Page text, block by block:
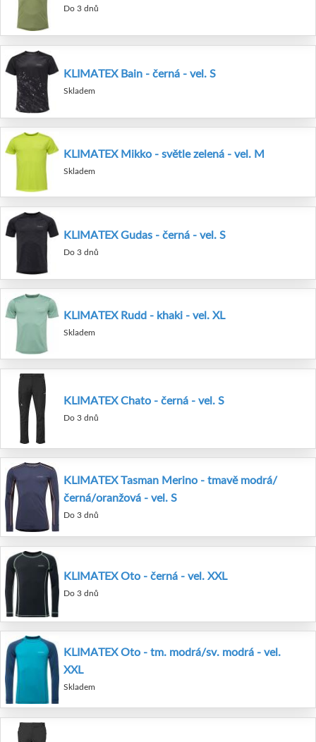
Do 3 dnů
KLIMATEX Bain - černá - vel. S
Skladem
KLIMATEX Mikko - světle zelená - vel. M
Skladem
KLIMATEX Gudas - černá - vel. S
Do 3 dnů
KLIMATEX Rudd - khaki - vel. XL
Skladem
KLIMATEX Chato - černá - vel. S
Do 3 dnů
KLIMATEX Tasman Merino - tmavě modrá/
černá/oranžová - vel. S
Do 3 dnů
KLIMATEX Oto - černá - vel. XXL
Do 3 dnů
KLIMATEX Oto - tm. modrá/sv. modrá - vel.
XXL
Skladem